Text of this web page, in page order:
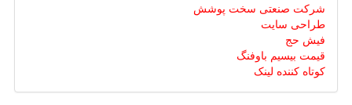
شرکت صنعتی سخت پوشش
طراحی سایت
فیش حج
قیمت بیسیم باوفنگ
کوتاه کننده لینک